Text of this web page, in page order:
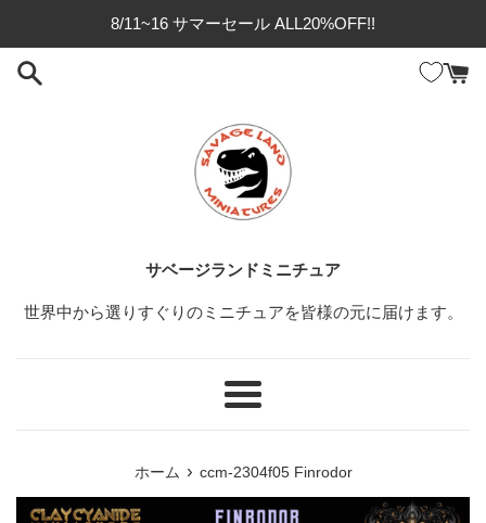
8/11~16 サマーセール ALL20%OFF!!
サベージランドミニチュア
世界中から選りすぐりのミニチュアを皆様の元に届けます。
メ
ホーム › ccm-2304f05 Finrodor